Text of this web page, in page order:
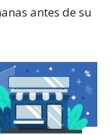
antes de su